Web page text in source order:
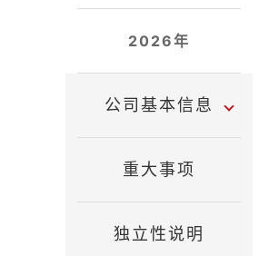
2026年
公司基本信息
重大事项
独立性说明